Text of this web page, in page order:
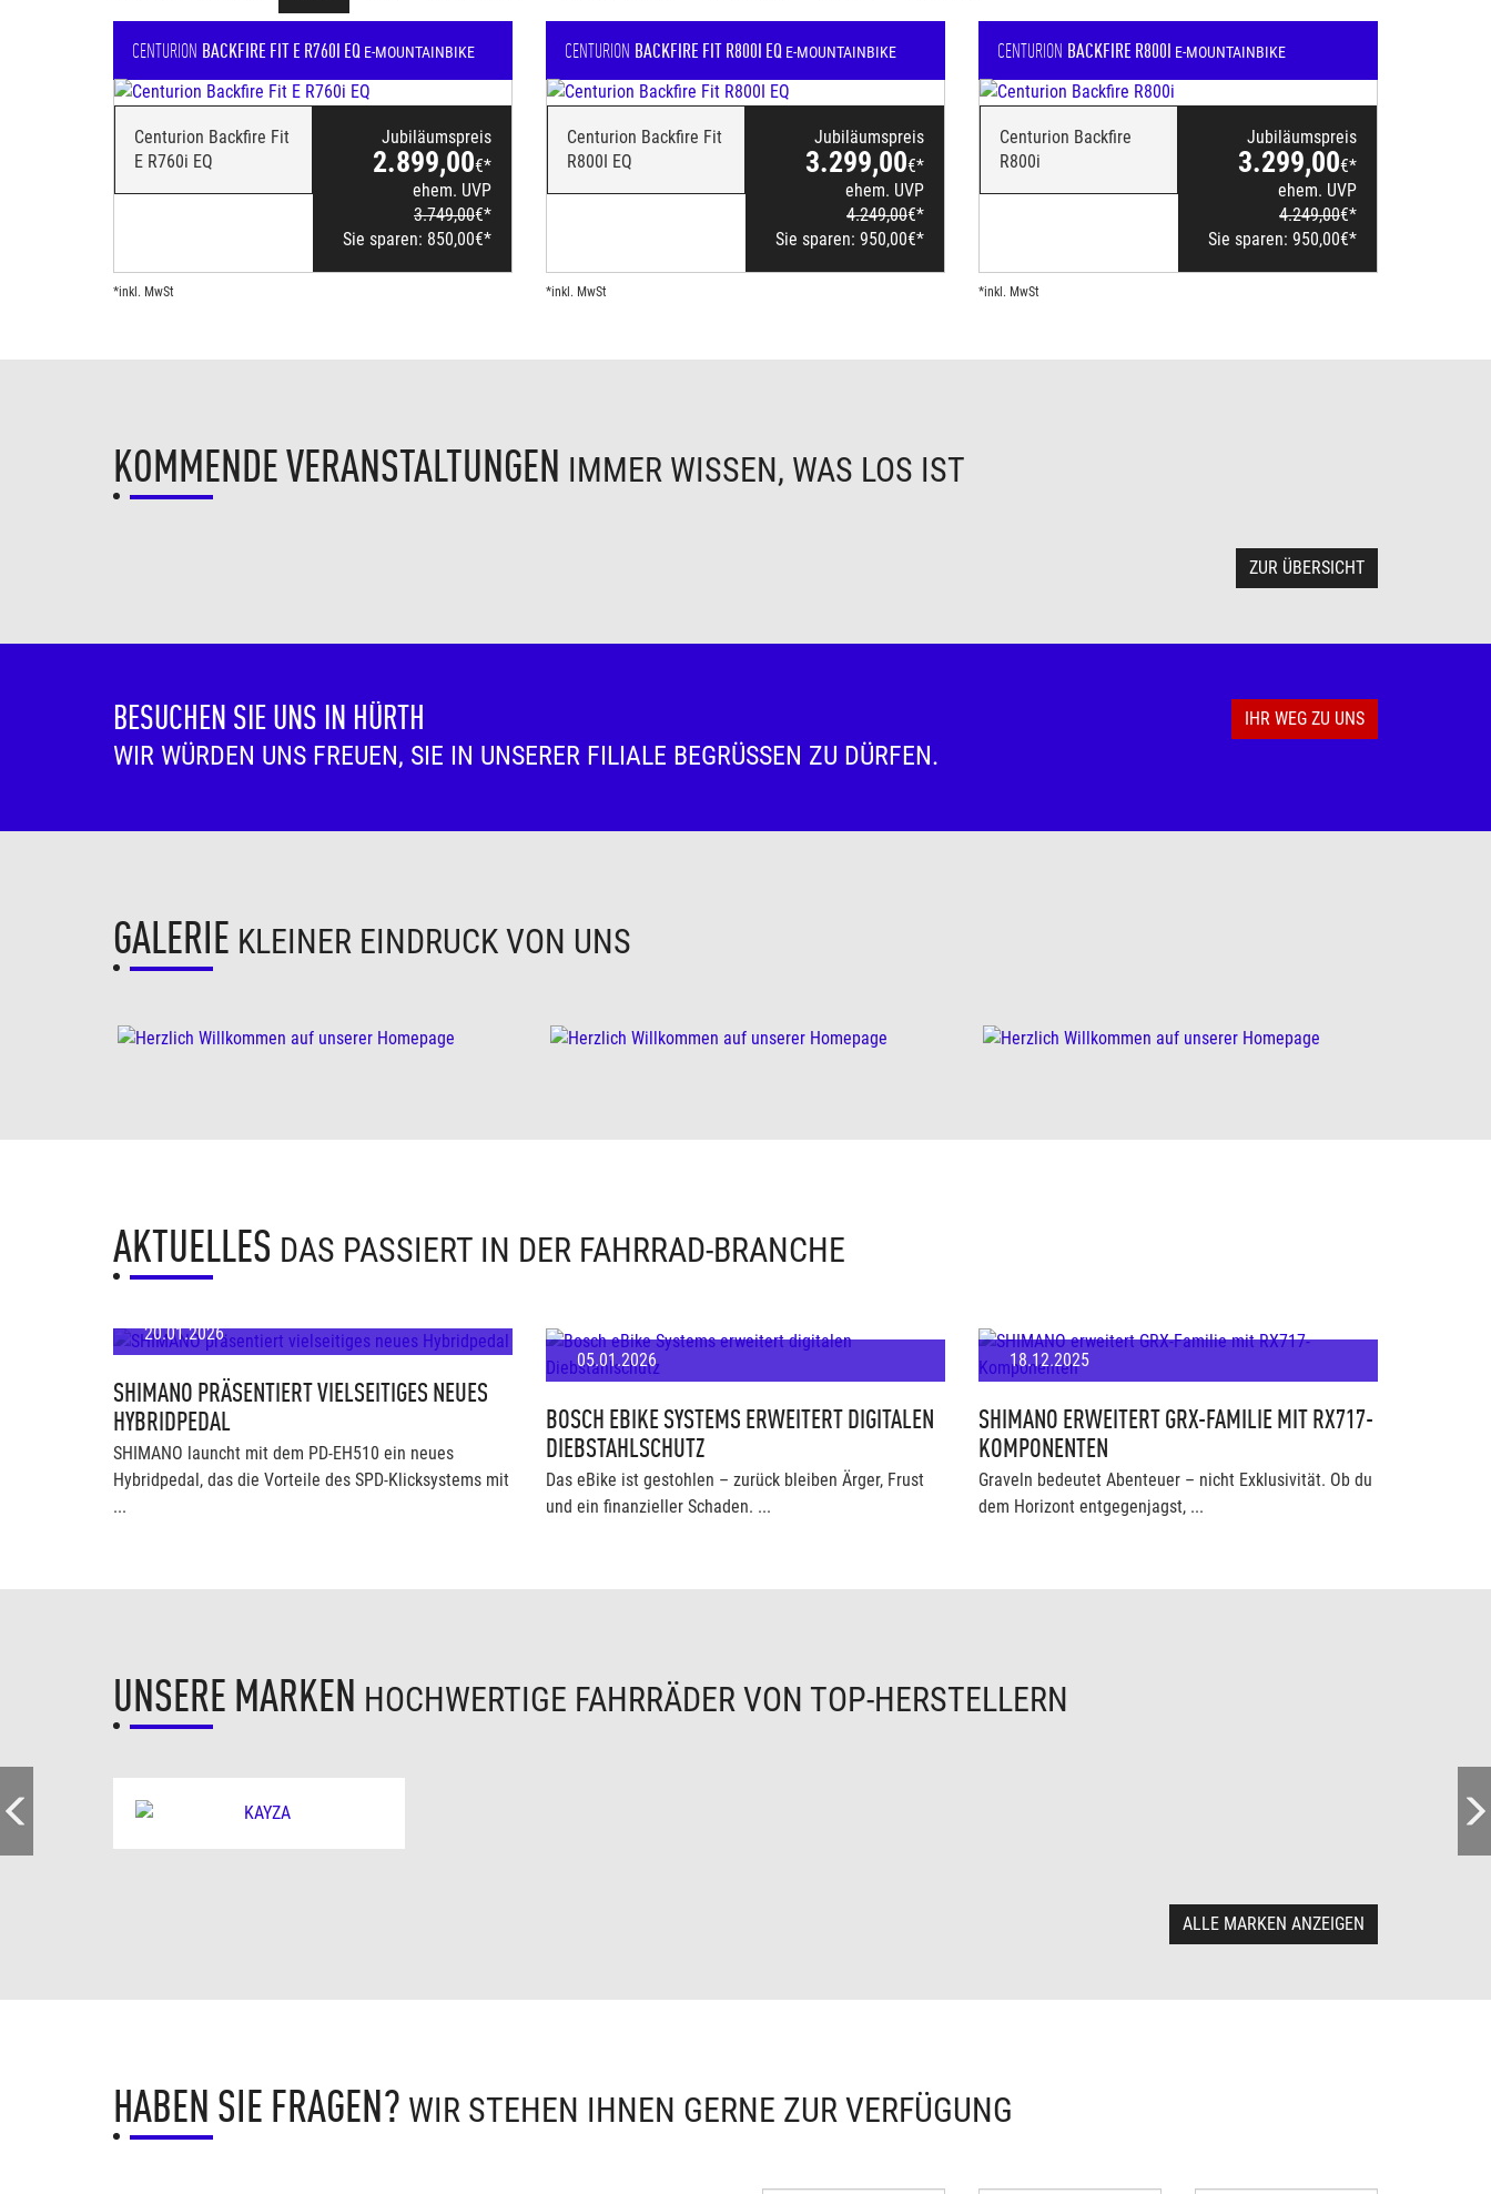
CENTURION BACKFIRE FIT E R760I EQ E-MOUNTAINBIKE
Centurion Backfire Fit
E R760i EQ
Jubiläumspreis
2.899,00€*
ehem. UVP
3.749,00€*
Sie sparen: 850,00€*
*inkl. MwSt
CENTURION BACKFIRE FIT R800I EQ E-MOUNTAINBIKE
Centurion Backfire Fit
R800I EQ
Jubiläumspreis
3.299,00€*
ehem. UVP
4.249,00€*
Sie sparen: 950,00€*
*inkl. MwSt
CENTURION BACKFIRE R800I E-MOUNTAINBIKE
Centurion Backfire
R800i
Jubiläumspreis
3.299,00€*
ehem. UVP
4.249,00€*
Sie sparen: 950,00€*
*inkl. MwSt
KOMMENDE VERANSTALTUNGEN IMMER WISSEN, WAS LOS IST
ZUR ÜBERSICHT
BESUCHEN SIE UNS IN HÜRTH
WIR WÜRDEN UNS FREUEN, SIE IN UNSERER FILIALE BEGRÜSSEN ZU DÜRFEN.
IHR WEG ZU UNS
GALERIE KLEINER EINDRUCK VON UNS
AKTUELLES DAS PASSIERT IN DER FAHRRAD-BRANCHE
20.01.2026
SHIMANO PRÄSENTIERT VIELSEITIGES NEUES
HYBRIDPEDAL
SHIMANO launcht mit dem PD-EH510 ein neues
Hybridpedal, das die Vorteile des SPD-Klicksystems mit
...
05.01.2026
BOSCH EBIKE SYSTEMS ERWEITERT DIGITALEN
DIEBSTAHLSCHUTZ
Das eBike ist gestohlen – zurück bleiben Ärger, Frust
und ein finanzieller Schaden. ...
18.12.2025
SHIMANO ERWEITERT GRX-FAMILIE MIT RX717-
KOMPONENTEN
Graveln bedeutet Abenteuer – nicht Exklusivität. Ob du
dem Horizont entgegenjagst, ...
UNSERE MARKEN HOCHWERTIGE FAHRRÄDER VON TOP-HERSTELLERN
ALLE MARKEN ANZEIGEN
HABEN SIE FRAGEN? WIR STEHEN IHNEN GERNE ZUR VERFÜGUNG